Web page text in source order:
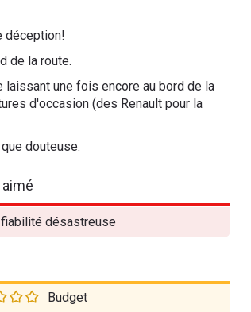
déception!
de la route.
laissant une fois encore au bord de la
d'occasion (des Renault pour la
douteuse.
fiabilité désastreuse
Budget